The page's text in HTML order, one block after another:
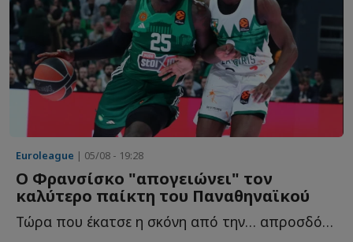
Euroleague | 05/08 - 19:28
Ο Φρανσίσκο "απογειώνει" τον
καλύτερο παίκτη του Παναθηναϊκού
Τώρα που έκατσε η σκόνη από την… απροσδόκητη προσθήκη τ...